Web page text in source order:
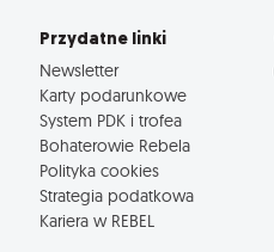
Przydatne linki
Newsletter
Karty podarunkowe
System PDK i trofea
Bohaterowie Rebela
Polityka cookies
Strategia podatkowa
Kariera w REBEL